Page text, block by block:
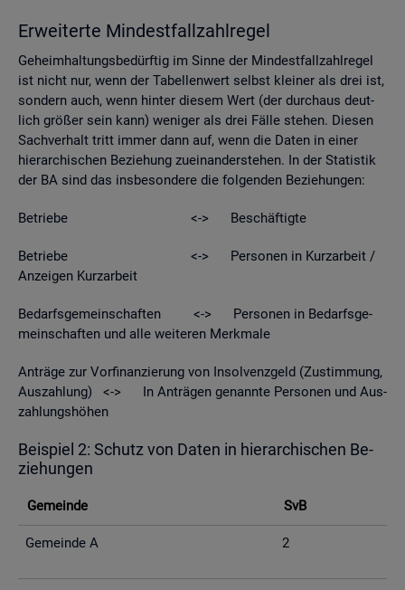
Er­wei­ter­te Min­dest­fall­zahl­re­gel
Ge­heim­hal­tungs­be­dürf­tig im Sinne der Min­dest­fall­zahl­re­gel
ist nicht nur, wenn der Ta­bel­len­wert selbst klei­ner als drei ist,
son­dern auch, wenn hin­ter die­sem Wert (der durch­aus deut­
lich grö­ßer sein kann) we­ni­ger als drei Fälle ste­hen. Die­sen
Sach­ver­halt tritt immer dann auf, wenn die Daten in einer
hier­ar­chi­schen Be­zie­hung zu­ein­an­der­ste­hen. In der Sta­tis­tik
der BA sind das ins­be­son­de­re die fol­gen­den Be­zie­hun­gen:
Be­trie­be <-> Be­schäf­tig­te
Be­trie­be <-> Per­so­nen in Kurz­ar­beit /
An­zei­gen Kurz­ar­beit
Be­darfs­ge­mein­schaf­ten <-> Per­so­nen in Be­darfs­ge­
mein­schaf­ten und alle wei­te­ren Merk­ma­le
An­trä­ge zur Vor­fi­nan­zie­rung von In­sol­venz­geld (Zu­stim­mung,
Aus­zah­lung) <-> In An­trä­gen ge­nann­te Per­so­nen und Aus­
zah­lungs­hö­hen
Bei­spiel 2: Schutz von Daten in hier­ar­chi­schen Be­
zie­hun­gen
Ge­mein­de SvB
Ge­mein­de A 2